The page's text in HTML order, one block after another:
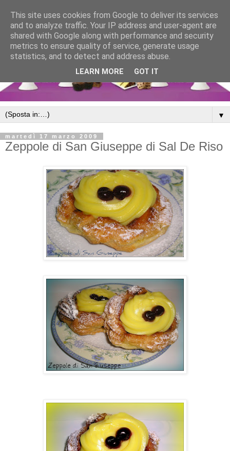
▼
martedì 17 marzo 2009
Zeppole di San Giuseppe di Sal De Riso
This site uses cookies from Google to deliver its services
and to analyze traffic. Your IP address and user-agent are
shared with Google along with performance and security
metrics to ensure quality of service, generate usage
statistics, and to detect and address abuse.
LEARN MORE GOT IT